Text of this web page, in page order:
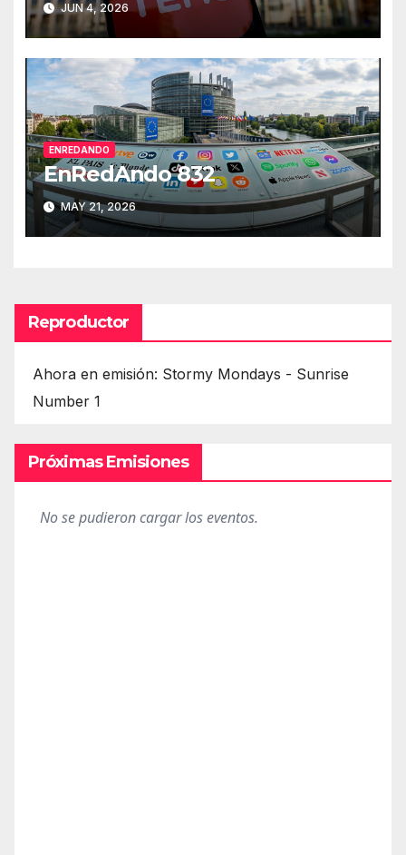
JUN 4, 2026
ENREDANDO
EnRedAndo 832
MAY 21, 2026
Reproductor
Ahora en emisión: Stormy Mondays - Sunrise
Number 1
Próximas Emisiones